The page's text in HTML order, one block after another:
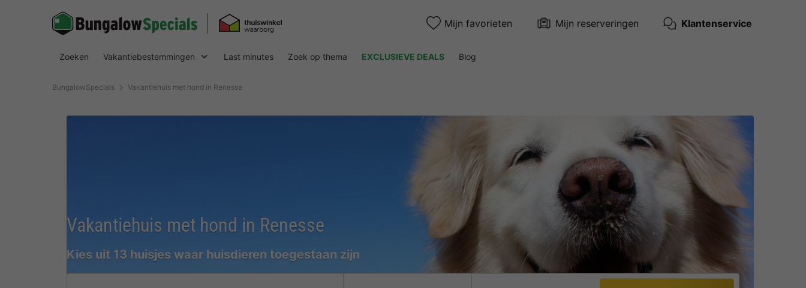
Mijn favorieten Mijn reserveringen Klantenservice
Zoeken Vakantiebestemmingen Last minutes Zoek op thema EXCLUSIEVE DEALS Blog
BungalowSpecials Vakantiehuis met hond in Renesse
Vakantiehuis met hond in Renesse
Kies uit 13 huisjes waar huisdieren toegestaan zijn